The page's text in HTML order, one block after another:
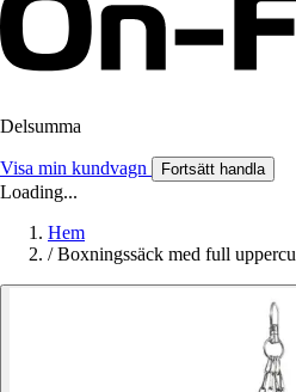
Delsumma
Visa min kundvagn Fortsätt handla
Loading...
Hem
/ Boxningssäck med full